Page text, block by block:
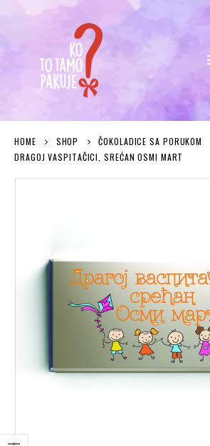
HOME SHOP
ČOKOLADICE SA PORUKOM
DRAGOJ VASPITAČICI, SREĆAN OSMI MART